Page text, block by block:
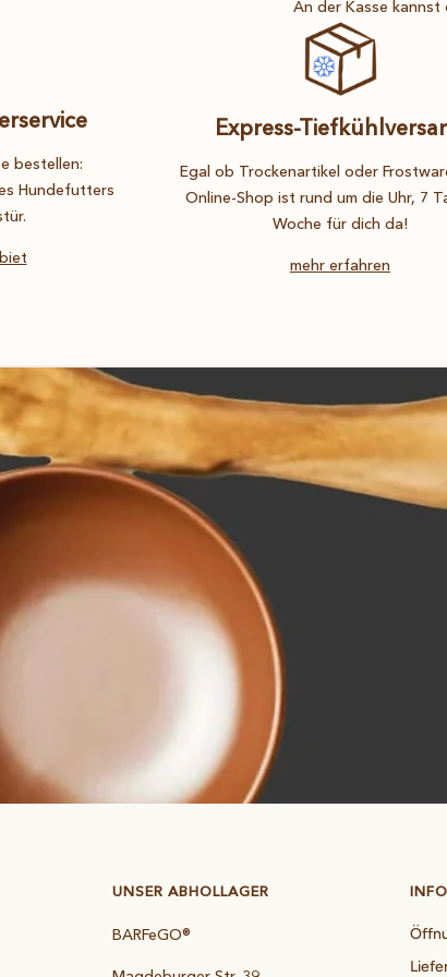
Packung
handelt, können Form, Farbe und Größe leicht
Lammpansen ist ideal für:
Snacks setzen
An der Kasse
bestellen:
Hundefutters
Express-
Egal ob Trockenartikel oder
Online-Shop ist rund um die Uhr, 7
Woche für dich da!
mehr erfahren
UNSER ABHOLLAGER
BARFeGO®
INFO